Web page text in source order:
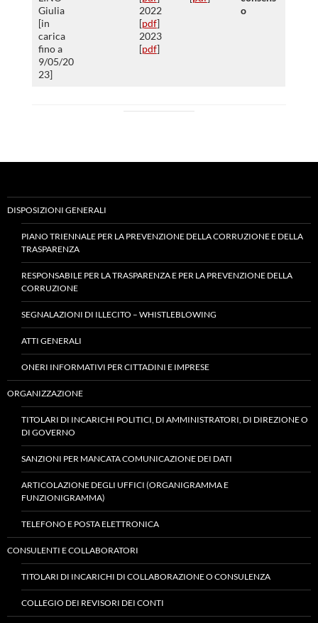
Giulia
[in
carica
fino a
9/05/20
23]
2022
[pdf]
2023
[pdf]
o
DISPOSIZIONI GENERALI
PIANO TRIENNALE PER LA PREVENZIONE DELLA CORRUZIONE E DELLA
TRASPARENZA
RESPONSABILE PER LA TRASPARENZA E PER LA PREVENZIONE DELLA
CORRUZIONE
SEGNALAZIONI DI ILLECITO – WHISTLEBLOWING
ATTI GENERALI
ONERI INFORMATIVI PER CITTADINI E IMPRESE
ORGANIZZAZIONE
TITOLARI DI INCARICHI POLITICI, DI AMMINISTRATORI, DI DIREZIONE O
DI GOVERNO
SANZIONI PER MANCATA COMUNICAZIONE DEI DATI
ARTICOLAZIONE DEGLI UFFICI (ORGANIGRAMMA E
FUNZIONIGRAMMA)
TELEFONO E POSTA ELETTRONICA
CONSULENTI E COLLABORATORI
TITOLARI DI INCARICHI DI COLLABORAZIONE O CONSULENZA
COLLEGIO DEI REVISORI DEI CONTI